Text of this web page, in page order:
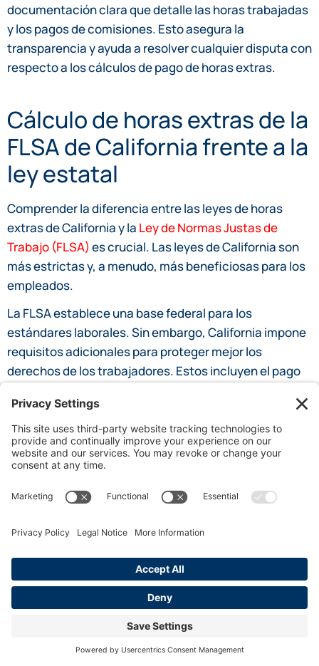
documentación clara que detalle las horas trabajadas
y los pagos de comisiones. Esto asegura la
transparencia y ayuda a resolver cualquier disputa con
respecto a los cálculos de pago de horas extras.
Cálculo de horas extras de la
FLSA de California frente a la
ley estatal
Comprender la diferencia entre las leyes de horas
extras de California y la Ley de Normas Justas de
Trabajo (FLSA) es crucial. Las leyes de California son
más estrictas y, a menudo, más beneficiosas para los
empleados.
La FLSA establece una base federal para los
estándares laborales. Sin embargo, California impone
requisitos adicionales para proteger mejor los
derechos de los trabajadores. Estos incluyen el pago
altas.
Las diferencias clave incluyen:
California requiere horas extras por horas
superiores a 8 en un día.
al día.
Las leyes de California también consideran las
bonificaciones no discrecionales en el cálculo del
pago de horas extras.
Estas leyes aseguran que los empleados reciban un
pago justo por largas horas de trabajo. Los